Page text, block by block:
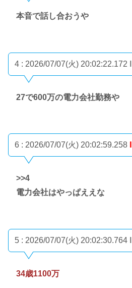
本音で話し合おうや
4 : 2026/07/07(火) 20:02:22.172
27で600万の電力会社勤務や
6 : 2026/07/07(火) 20:02:59.258
>>4
電力会社はやっぱええな
5 : 2026/07/07(火) 20:02:30.764
34歳1100万